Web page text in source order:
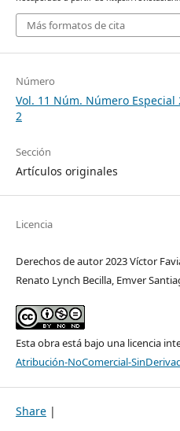
Más formatos de cita
Número
Vol. 11 Núm. Número Especial
2
Sección
Artículos originales
Licencia
Derechos de autor 2023 Víctor
Renato Lynch Becilla, Emver
Esta obra está bajo una licencia
Atribución-NoComercial-
Share |